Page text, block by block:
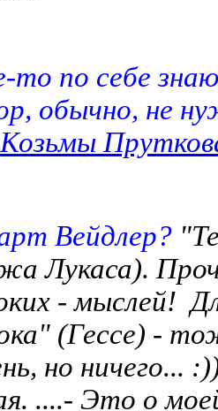
то по себе
обычно, не
Вейдлер?
Лукаса).
- мыслей!
(Гессе) -
но ничего...
....- Это о